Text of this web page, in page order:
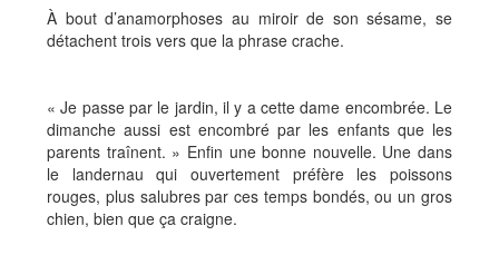
À bout d’anamorphoses au miroir de son sésame, se
détachent trois vers que la phrase crache.
« Je passe par le jardin, il y a cette dame encombrée. Le
dimanche aussi est encombré par les enfants que les
parents traînent. » Enfin une bonne nouvelle. Une dans
le landernau qui ouvertement préfère les poissons
rouges, plus salubres par ces temps bondés, ou un gros
chien, bien que ça craigne.